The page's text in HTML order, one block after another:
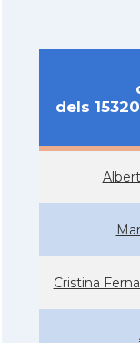
dels
Cristina